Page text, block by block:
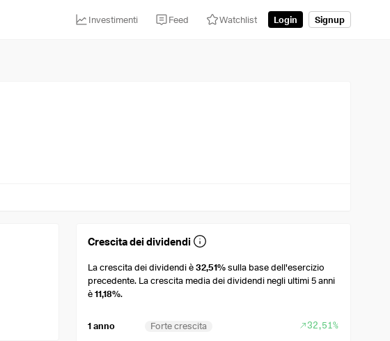
Investimenti Feed Watchlist Login Signup
Crescita dei dividendi
La crescita dei dividendi è32,51%sulla base dell'esercizio
precedente. La crescita media dei dividendi negli ultimi 5 anni
è11,18%.
1 anno Forte crescita 32,51%